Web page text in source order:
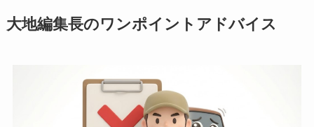
大地編集長のワンポイントアドバイス